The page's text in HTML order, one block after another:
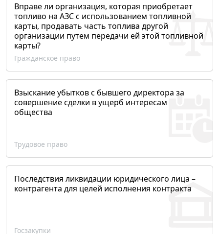
Вправе ли организация, которая приобретает
топливо на АЗС с использованием топливной
карты, продавать часть топлива другой
организации путем передачи ей этой топливной
карты?
Гражданское право
Взыскание убытков с бывшего директора за
совершение сделки в ущерб интересам
общества
Трудовое право
Последствия ликвидации юридического лица –
контрагента для целей исполнения контракта
Госзакупки